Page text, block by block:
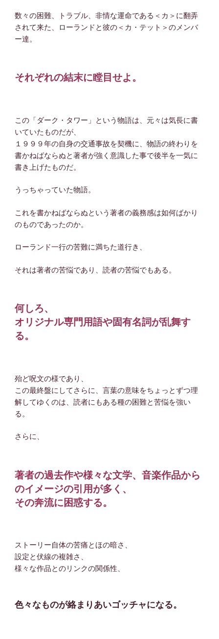
数々の困難、トラブル、非情な運命である＜カ＞に翻弄
されて来た、ローランドと彼の＜カ・テット＞のメンバ
ー達。
それぞれの結末に瞠目せよ。
この「ダーク・タワー」という物語は、元々は気長に書
いていたものだが、
１９９９年の自身の交通事故を契機に、物語の終わりを
書かねばならぬと著者が強く意識した事で後半を一気に
書き上げたものだ。
うっちゃっていた物語。
これを書かねばならぬという著者の義務感は如何ばかり
のものであったのか。
ローランド一行の苦難に満ちた道行き、
それは著者の苦悩であり、読者の苦悩でもある。
何しろ、
オリジナル専門用語や固有名詞が乱舞す
る。
殆ど呪文の様であり、
この最終盤にしてさらに、言葉の意味をちょっとずつ理
解してゆくのは、読者にもある種の困難と苦悩を強い
る。
さらに、
著者の過去作や様々な文学、音楽作品から
のイメージの引用が多く、
その奔流に困惑する。
ストーリー自体の苦痛とほの暗さ、
設定と伏線の複雑さ、
様々な作品とのリンクの関係性、
色々なものが絡まりあいゴッチャになる。